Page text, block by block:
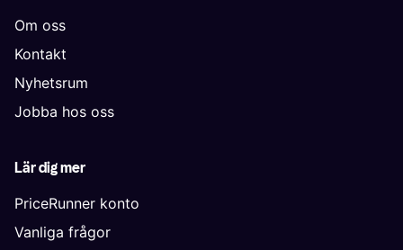
Om oss
Kontakt
Nyhetsrum
Jobba hos oss
Lär dig mer
PriceRunner konto
Vanliga frågor